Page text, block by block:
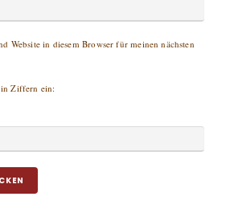
Website in diesem Browser für meinen nächsten
Ziffern ein: